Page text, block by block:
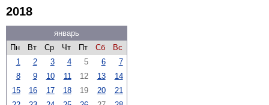
2018
январь
Пн
Вт Ср Чт Пт Сб
Вс
1
2 3 4 5 6
7
8
9 10 11 12 13
14
15
16 17 18 19 20
21